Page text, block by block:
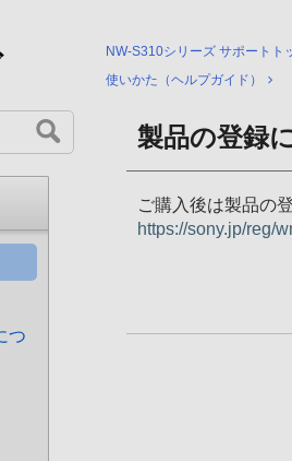
NW-S310シリーズ サポートト
使いかた（ヘルプガイド）
つ
製品の登録
ご購入後は製品の
https://sony.jp/reg/